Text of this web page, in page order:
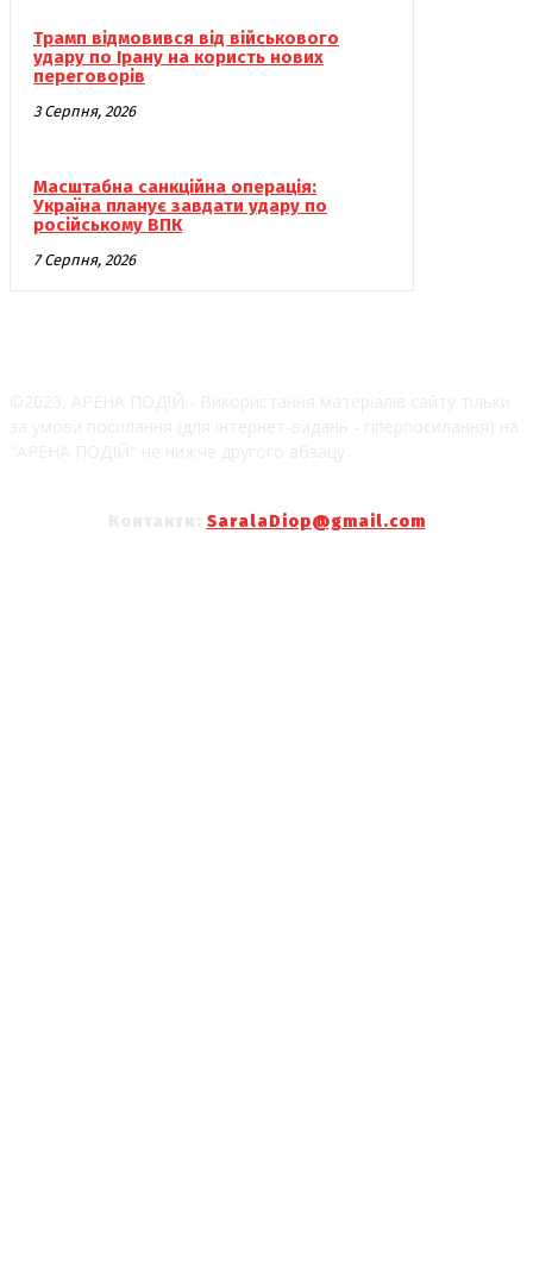
Трамп відмовився від військового
удару по Ірану на користь нових
переговорів
3 Серпня, 2026
Масштабна санкційна операція:
Україна планує завдати удару по
російському ВПК
7 Серпня, 2026
SaralaDiop@gmail.com